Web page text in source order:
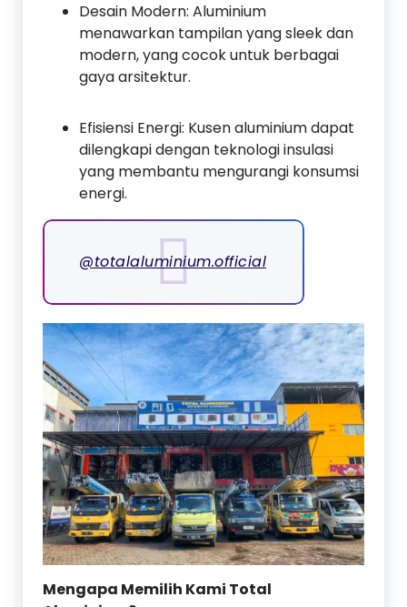
Desain Modern: Aluminium
menawarkan tampilan yang sleek dan
modern, yang cocok untuk berbagai
gaya arsitektur.
Efisiensi Energi: Kusen aluminium dapat
dilengkapi dengan teknologi insulasi
yang membantu mengurangi konsumsi
energi.
@totalaluminium.official
Mengapa Memilih Kami Total